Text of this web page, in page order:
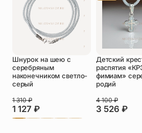
Оставить отзыв
Подтверждаю свое
политикой
согласие на обработку
данных
Пока нет отзывов. Будьте
Шнурок на шею с
серебряным
наконечником светло-
серый
1 127 ₽
1 310₽
Детский
распятия
фимиам»
родий
3 526 ₽
4 100₽